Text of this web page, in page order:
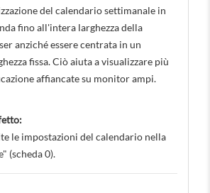
del calendario settimanale in
fino all'intera larghezza della
anziché essere centrata in un
fissa. Ciò aiuta a visualizzare più
affiancate su monitor ampi.
le impostazioni del calendario nella
(scheda 0).